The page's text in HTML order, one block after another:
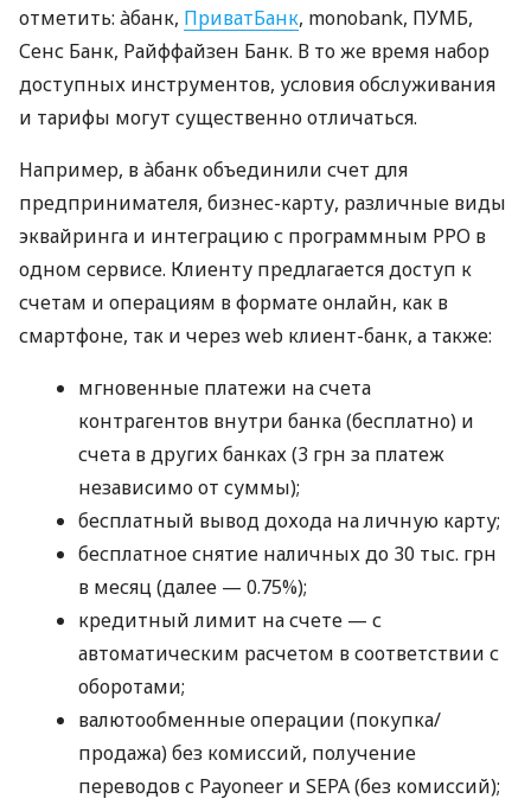
отметить: àбанк, ПриватБанк, monobank, ПУМБ,
Сенс Банк, Райффайзен Банк. В то же время набор
доступных инструментов, условия обслуживания
и тарифы могут существенно отличаться.
Например, в àбанк объединили счет для
предпринимателя, бизнес-карту, различные виды
эквайринга и интеграцию с программным РРО в
одном сервисе. Клиенту предлагается доступ к
счетам и операциям в формате онлайн, как в
смартфоне, так и через web клиент-банк, а также:
мгновенные платежи на счета
контрагентов внутри банка (бесплатно) и
счета в других банках (3 грн за платеж
независимо от суммы);
бесплатный вывод дохода на личную карту;
бесплатное снятие наличных до 30 тыс. грн
в месяц (далее — 0.75%);
кредитный лимит на счете — с
автоматическим расчетом в соответствии с
оборотами;
валютообменные операции (покупка/
продажа) без комиссий, получение
переводов с Payoneer и SEPA (без комиссий);